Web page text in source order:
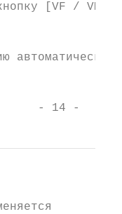
[VF / VM]
- 14 -